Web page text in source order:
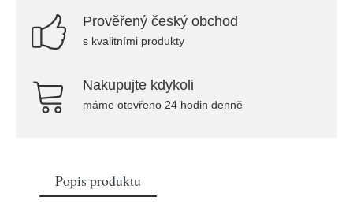
Prověřený český obchod
s kvalitními produkty
Nakupujte kdykoli
máme otevřeno 24 hodin denně
Popis produktu